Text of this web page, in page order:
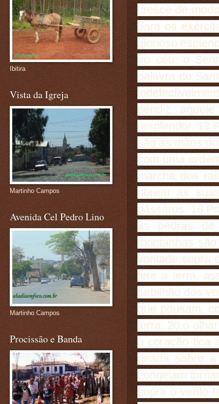
cresce de
para os
glorioso
do céu; o
palavra do
bendiz
resplendor.
são as mãos
com uma
marcha dos
abrem as
pássaros.
as pedras de
montanhas
vontade sopra
fere a terra,
turbilhão dos
que pousam,
terra; 20.o
o coração fica
geada sobre
congelam
sopra o vento
Ibitira
Vista da Igreja
Martinho Campos
Avenida Cel Pedro Lino
Martinho Campos
Procissão e Banda